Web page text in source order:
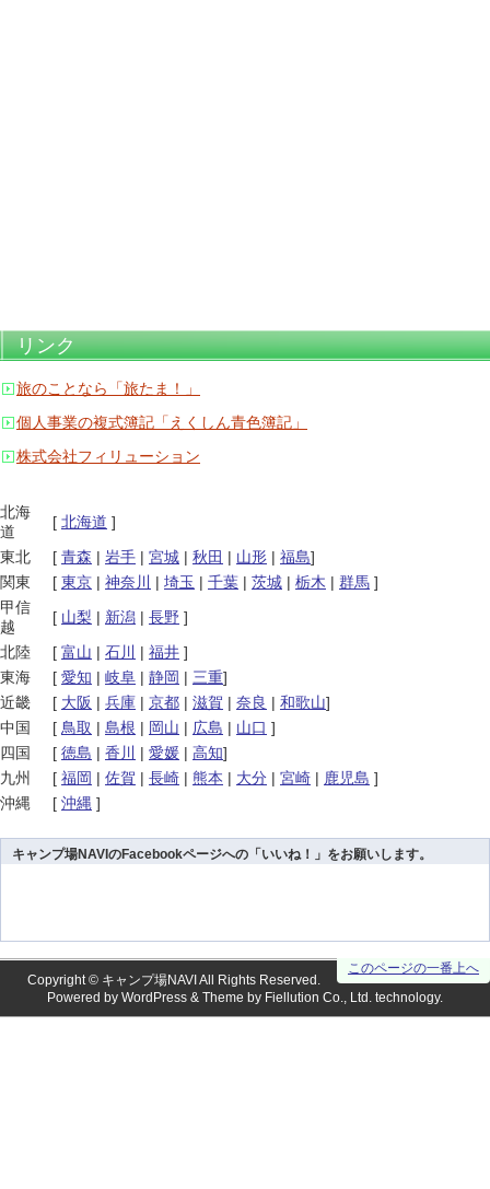
リンク
旅のことなら「旅たま！」
個人事業の複式簿記「えくしん青色簿記」
株式会社フィリューション
北海
道
[ 北海道 ]
東北
[ 青森 | 岩手 | 宮城 | 秋田 | 山形 | 福島]
関東
[ 東京 | 神奈川 | 埼玉 | 千葉 | 茨城 | 栃木 | 群馬 ]
甲信
越
[ 山梨 | 新潟 | 長野 ]
北陸
[ 富山 | 石川 | 福井 ]
東海
[ 愛知 | 岐阜 | 静岡 | 三重]
近畿
[ 大阪 | 兵庫 | 京都 | 滋賀 | 奈良 | 和歌山]
中国
[ 鳥取 | 島根 | 岡山 | 広島 | 山口 ]
四国
[ 徳島 | 香川 | 愛媛 | 高知]
九州
[ 福岡 | 佐賀 | 長崎 | 熊本 | 大分 | 宮崎 | 鹿児島 ]
沖縄
[ 沖縄 ]
キャンプ場NAVIのFacebookページへの「いいね！」をお願いします。
このページの一番上へ
Copyright © キャンプ場NAVI All Rights Reserved.
Powered by WordPress & Theme by Fiellution Co., Ltd. technology.